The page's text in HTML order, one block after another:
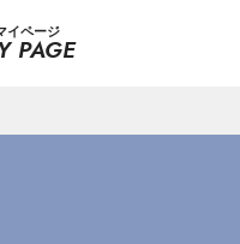
イページ
PAGE